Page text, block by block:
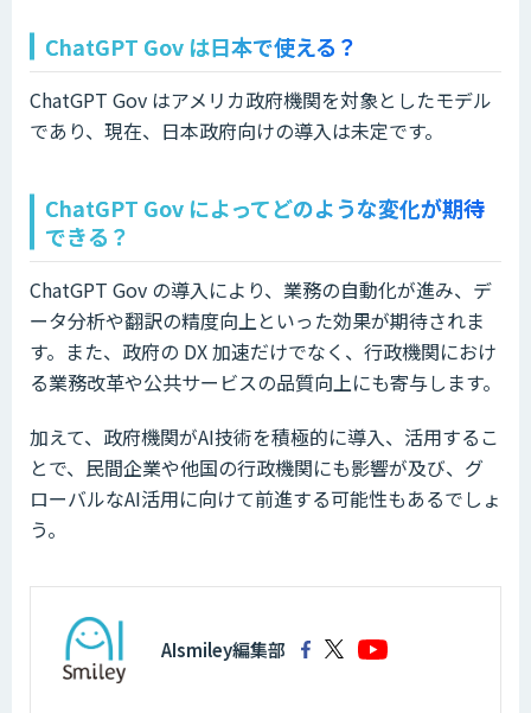
ChatGPT Gov は日本で使える？
ChatGPT Gov はアメリカ政府機関を対象としたモデル
であり、現在、日本政府向けの導入は未定です。
ChatGPT Gov によってどのような変化が期待
できる？
ChatGPT Gov の導入により、業務の自動化が進み、デ
ータ分析や翻訳の精度向上といった効果が期待されま
す。また、政府の DX 加速だけでなく、行政機関におけ
る業務改革や公共サービスの品質向上にも寄与します。
加えて、政府機関がAI技術を積極的に導入、活用するこ
とで、民間企業や他国の行政機関にも影響が及び、グ
ローバルなAI活用に向けて前進する可能性もあるでしょ
う。
AIsmiley編集部